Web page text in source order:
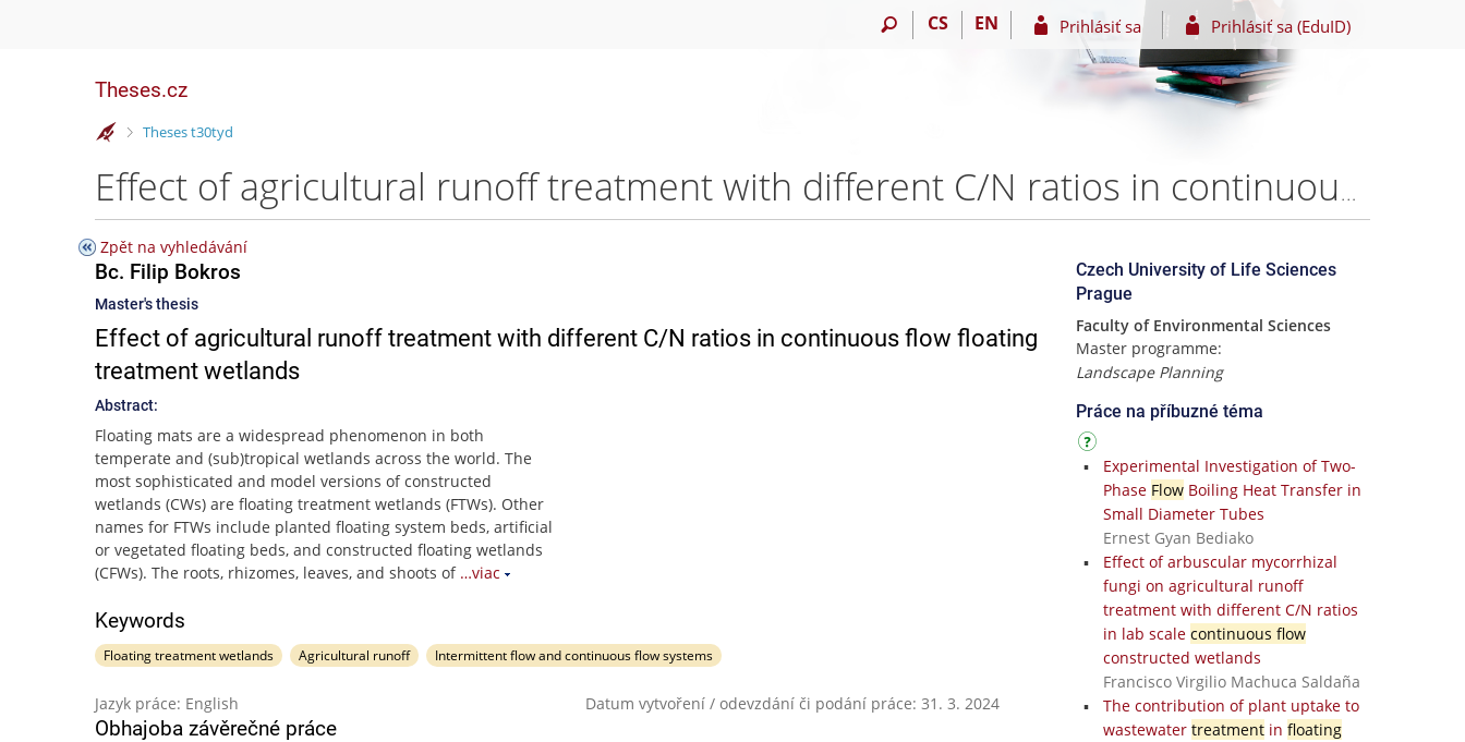
CS EN Prihlásiť sa Prihlásiť sa (EduID)
Theses.cz
>
Theses t30tyd
Effect of agricultural runoff treatment with different C/N ratios in continuous flow floating treatment wetlands – Bc. Filip Bokros
Zpět na vyhledávání
Bc. Filip Bokros
Master's thesis
Effect of agricultural runoff treatment with different C/N ratios in continuous flow floating
treatment wetlands
Abstract:
Floating mats are a widespread phenomenon in both
temperate and (sub)tropical wetlands across the world. The
most sophisticated and model versions of constructed
wetlands (CWs) are floating treatment wetlands (FTWs). Other
names for FTWs include planted floating system beds, artificial
or vegetated floating beds, and constructed floating wetlands
(CFWs). The roots, rhizomes, leaves, and shoots of …viac
Keywords
Floating treatment wetlands Agricultural runoff Intermittent flow and continuous flow systems
Jazyk práce: English Datum vytvoření / odevzdání či podání práce: 31. 3. 2024
Obhajoba závěrečné práce
Czech University of Life Sciences
Prague
Faculty of Environmental Sciences
Master programme:
Landscape Planning
Práce na příbuzné téma
Experimental Investigation of Two-
Phase FlowBoiling Heat Transfer in
Small Diameter Tubes
Ernest Gyan Bediako
Effect of arbuscular mycorrhizal
fungi on agricultural runoff
treatment with different C/N ratios
in lab scale continuous flow
constructed wetlands
Francisco Virgilio Machuca Saldaña
The contribution of plant uptake to
wastewater treatmentin floating